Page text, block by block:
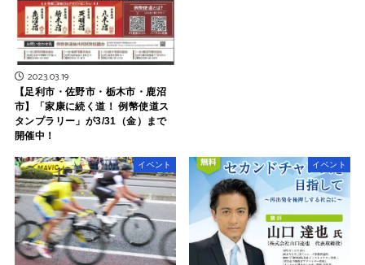
2023.03.19
【足利市・佐野市・栃木市・鹿沼
市】「家康に続く道！ 例幣使道ス
タンプラリー」が3/31（金）まで
開催中！
イベント イベント